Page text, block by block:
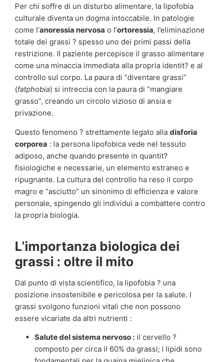
Per chi soffre di un disturbo alimentare, la lipofobia
culturale diventa un dogma intoccabile. In patologie
come l’anoressia nervosa o l’ortoressia, l’eliminazione
totale dei grassi ? spesso uno dei primi passi della
restrizione. Il paziente percepisce il grasso alimentare
come una minaccia immediata alla propria identit? e al
controllo sul corpo. La paura di “diventare grassi”
(fatphobia) si intreccia con la paura di “mangiare
grasso”, creando un circolo vizioso di ansia e
privazione.
Questo fenomeno ? strettamente legato alla disforia
corporea : la persona lipofobica vede nel tessuto
adiposo, anche quando presente in quantit?
fisiologiche e necessarie, un elemento estraneo e
ripugnante. La cultura del controllo ha reso il corpo
magro e “asciutto” un sinonimo di efficienza e valore
personale, spingendo gli individui a combattere contro
la propria biologia.
L’importanza biologica dei
grassi : oltre il mito
Dal punto di vista scientifico, la lipofobia ? una
posizione insostenibile e pericolosa per la salute. I
grassi svolgono funzioni vitali che non possono
essere vicariate da altri nutrienti :
Salute del sistema nervoso : il cervello ?
composto per circa il 60% da grassi; i lipidi sono